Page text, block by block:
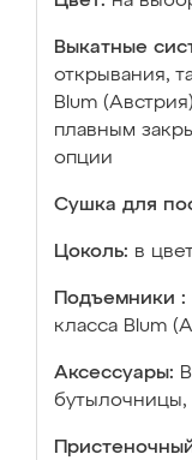
Выкатные
открывания,
Blum
плавным
опции
Сушка для
Цоколь: в
Подъемники :
класса Blum
Аксессуары:
бутылочницы,